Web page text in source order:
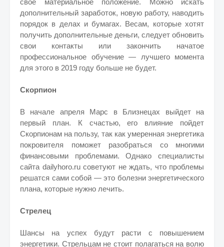
свое материальное положение. Можно искать
дополнительный заработок, новую работу, наводить
порядок в делах и бумагах. Весам, которые хотят
получить дополнительные деньги, следует обновить
свои контакты или закончить начатое
профессиональное обучение — лучшего момента
для этого в 2019 году больше не будет.
Скорпион
В начале апреля Марс в Близнецах выйдет на
первый план. К счастью, его влияние пойдет
Скорпионам на пользу, так как умеренная энергетика
покровителя поможет разобраться со многими
финансовыми проблемами. Однако специалисты
сайта dailyhoro.ru советуют не ждать, что проблемы
решатся сами собой — это болезни энергетического
плана, которые нужно лечить.
Стрелец
Шансы на успех будут расти с повышением
энергетики. Стрельцам не стоит полагаться на волю